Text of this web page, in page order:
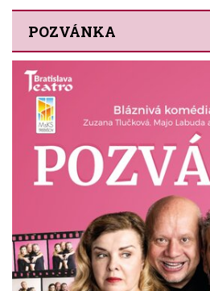
POZVÁNKA